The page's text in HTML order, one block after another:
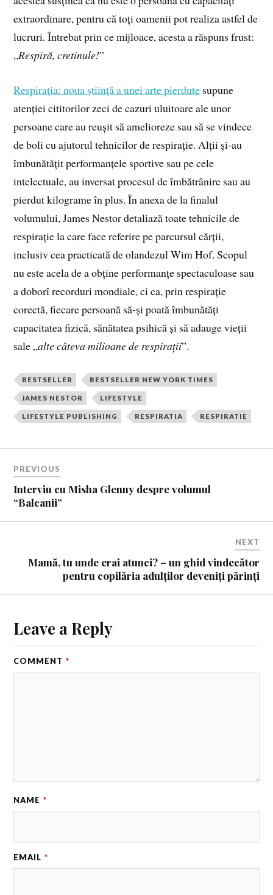
extraordinare, pentru că toți oamenii pot realiza astfel de
lucruri. Întrebat prin ce mijloace, acesta a răspuns frust:
„Respiră, cretinule!”
Respiraţia: noua ştiinţă a unei arte pierdute supune
atenției cititorilor zeci de cazuri uluitoare ale unor
persoane care au reușit să amelioreze sau să se vindece
de boli cu ajutorul tehnicilor de respirație. Alții și-au
îmbunătățit performanțele sportive sau pe cele
intelectuale, au inversat procesul de îmbătrânire sau au
pierdut kilograme în plus. În anexa de la finalul
volumului, James Nestor detaliază toate tehnicile de
respirație la care face referire pe parcursul cărții,
inclusiv cea practicată de olandezul Wim Hof. Scopul
nu este acela de a obține performanțe spectaculoase sau
a doborî recorduri mondiale, ci ca, prin respirație
corectă, fiecare persoană să-și poată îmbunătăți
capacitatea fizică, sănătatea psihică și să adauge vieții
sale „alte câteva milioane de respirații”.
BESTSELLER BESTSELLER NEW YORK TIMES
JAMES NESTOR LIFESTYLE
LIFESTYLE PUBLISHING RESPIRATIA RESPIRATIE
PREVIOUS
Interviu cu Misha Glenny despre volumul
“Balcanii”
NEXT
Mamă, tu unde erai atunci? – un ghid vindecător
pentru copilăria adulților deveniți părinți
Leave a Reply
COMMENT *
NAME *
EMAIL *